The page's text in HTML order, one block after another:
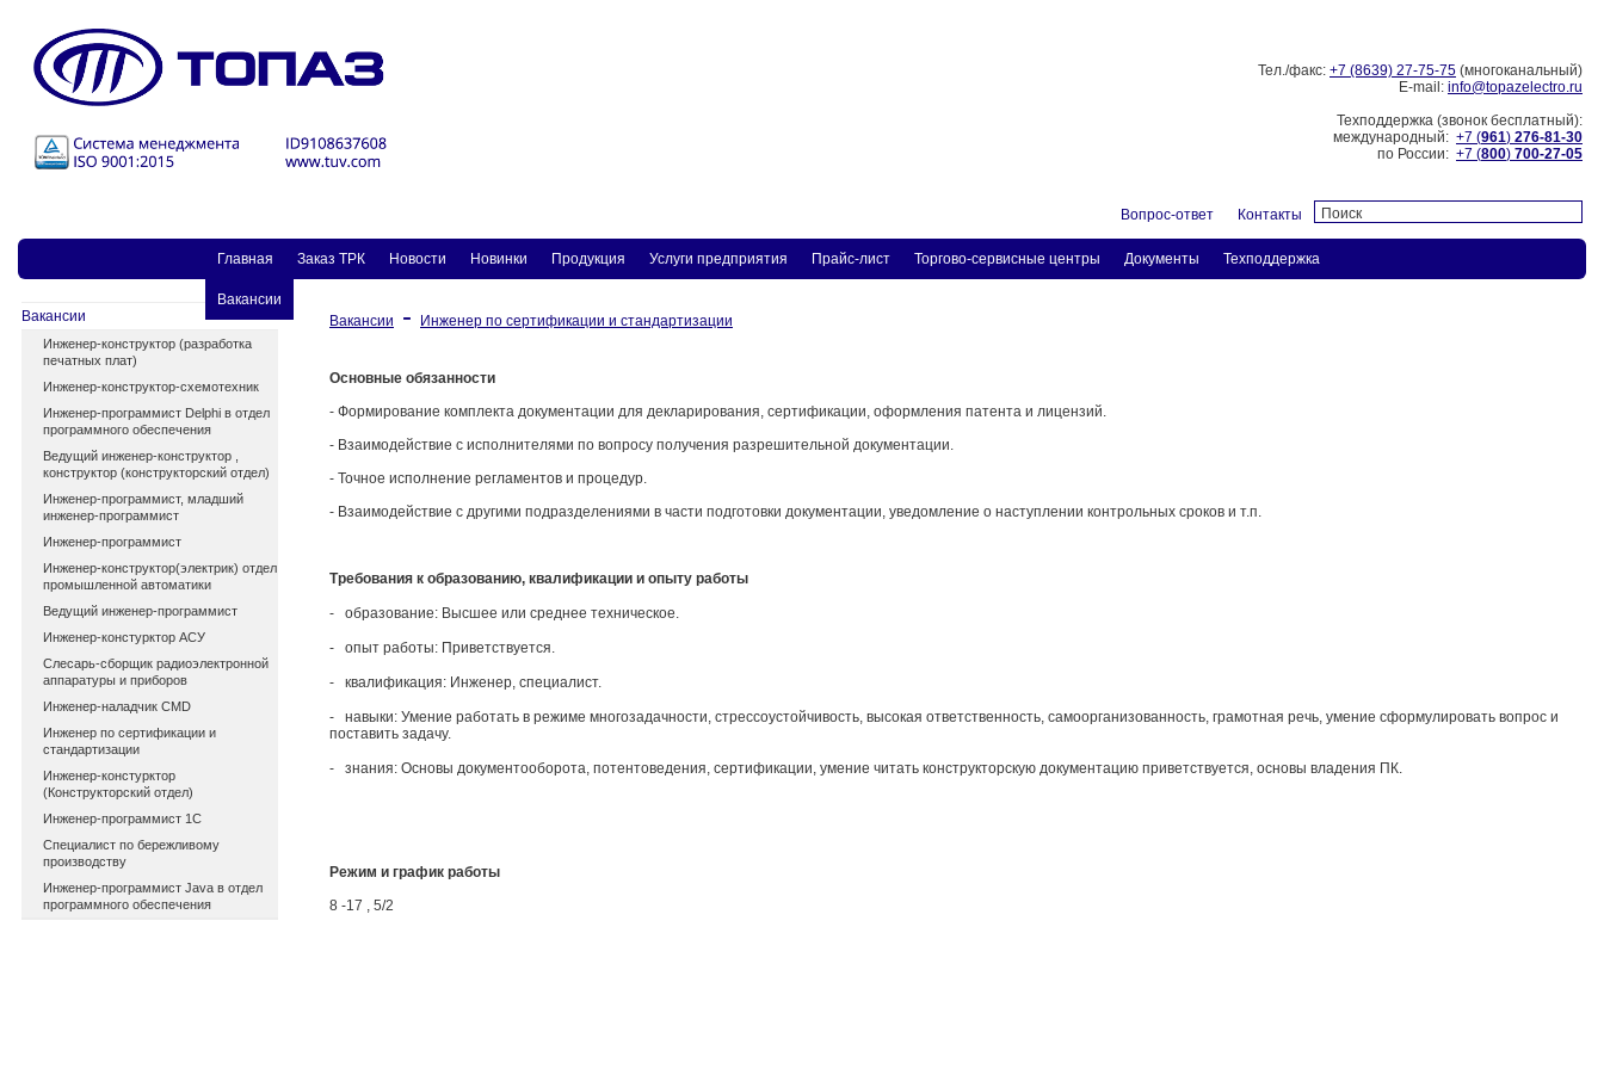
Тел./факс: +7 (8639) 27-75-75 (многоканальный)
E-mail: info@topazelectro.ru
Техподдержка (звонок бесплатный):
международный: +7 (961) 276-81-30
по России: +7 (800) 700-27-05
Контакты
Вопрос-ответ
Главная Заказ ТPК Новости Новинки Продукция Услуги предприятия Прайс-лист Торгово-сервисные центры Документы Техподдержка
Вакансии
Вакансии
Инженер-конструктор (разработка
печатных плат)
Инженер-конструктор-схемотехник
Инженер-программист Delphi в отдел
программного обеспечения
Ведущий инженер-конструктор ,
конструктор (конструкторский отдел)
Инженер-программист, младший
инженер-программист
Инженер-программист
Инженер-конструктор(электрик) отдел
промышленной автоматики
Ведущий инженер-программист
Инженер-констурктор АСУ
Слесарь-сборщик радиоэлектронной
аппаратуры и приборов
Инженер-наладчик CMD
Инженер по сертификации и
стандартизации
Инженер-констурктор
(Конструкторский отдел)
Инженер-программист 1С
Специалист по бережливому
производству
Инженер-программист Java в отдел
программного обеспечения
Вакансии - Инженер по сертификации и стандартизации
Основные обязанности
- Формирование комплекта документации для декларирования, сертификации, оформления патента и лицензий.
- Взаимодействие с исполнителями по вопросу получения разрешительной документации.
- Точное исполнение регламентов и процедур.
- Взаимодействие с другими подразделениями в части подготовки документации, уведомление о наступлении контрольных сроков и т.п.
Требования к образованию, квалификации и опыту работы
- образование: Высшее или среднее техническое.
- опыт работы: Приветствуется.
- квалификация: Инженер, специалист.
- навыки: Умение работать в режиме многозадачности, стрессоустойчивость, высокая ответственность, самоорганизованность, грамотная речь, умение сформулировать вопрос и
поставить задачу.
- знания: Основы документооборота, потентоведения, сертификации, умение читать конструкторскую документацию приветствуется, основы владения ПК.
Режим и график работы
8 -17 , 5/2